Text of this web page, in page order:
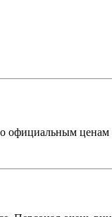
официальным ценам